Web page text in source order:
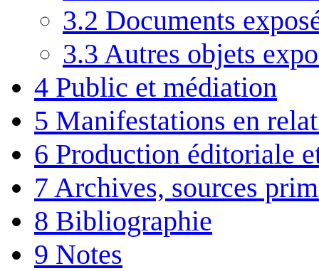
3.2 Documents
3.3 Autres objets
4 Public et médiation
5 Manifestations en
6 Production éditoriale
7 Archives, sources
8 Bibliographie
9 Notes